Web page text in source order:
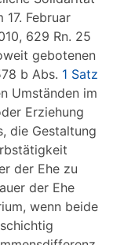
Februar
629 Rn. 25
gebotenen
b Abs. 1 Satz
Umständen im
Erziehung
die Gestaltung
der Ehe zu
der Ehe
wenn beide